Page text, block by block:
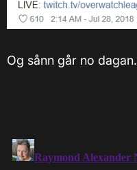
Og sånn går no dagan.